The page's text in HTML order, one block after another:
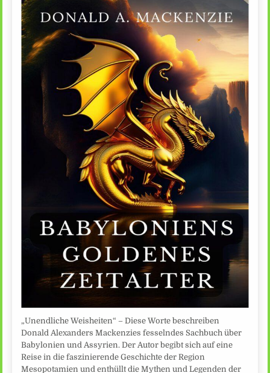
„Unendliche Weisheiten“ – Diese Worte beschreiben
Donald Alexanders Mackenzies fesselndes Sachbuch über
Babylonien und Assyrien. Der Autor begibt sich auf eine
Reise in die faszinierende Geschichte der Region
Mesopotamien und enthüllt die Mythen und Legenden der